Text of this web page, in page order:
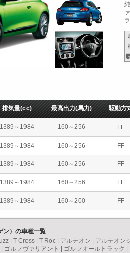
排気量(cc) 最高出力(馬力) 駆動方
1389～1984 160～256 FF
1389～1984 160～256 FF
1389～1984 160～256 FF
1389～1984 160～256 FF
1389～1984 160～200 FF
ン）の車種一覧
T-Cross T-Roc アルテオン アルテオン
ゴルフヴァリアント ゴルフオールトラック